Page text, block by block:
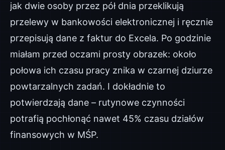
jak dwie osoby przez pół dnia przeklikują
przelewy w bankowości elektronicznej i ręcznie
przepisują dane z faktur do Excela. Po godzinie
miałam przed oczami prosty obrazek: około
połowa ich czasu pracy znika w czarnej dziurze
powtarzalnych zadań. I dokładnie to
potwierdzają dane – rutynowe czynności
potrafią pochłonąć nawet 45% czasu działów
finansowych w MŚP.